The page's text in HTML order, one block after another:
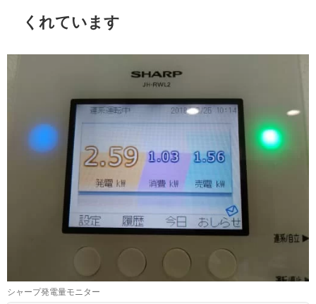
くれています
シャープ発電量モニター